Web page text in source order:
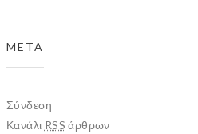
META
Σύνδεση
Κανάλι RSS άρθρων